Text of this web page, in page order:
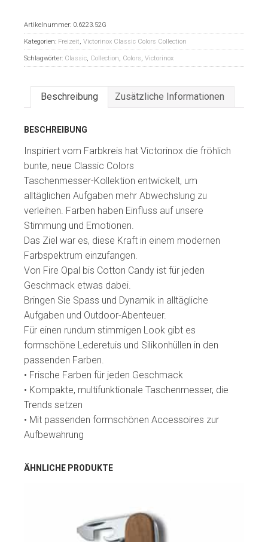
Artikelnummer: 0.6223.52G
Kategorien: Freizeit, Victorinox Classic Colors Collection
Schlagwörter: Classic, Collection, Colors, Victorinox
Beschreibung Zusätzliche Informationen
BESCHREIBUNG
Inspiriert vom Farbkreis hat Victorinox die fröhlich
bunte, neue Classic Colors
Taschenmesser-Kollektion entwickelt, um
alltäglichen Aufgaben mehr Abwechslung zu
verleihen. Farben haben Einfluss auf unsere
Stimmung und Emotionen.
Das Ziel war es, diese Kraft in einem modernen
Farbspektrum einzufangen.
Von Fire Opal bis Cotton Candy ist für jeden
Geschmack etwas dabei.
Bringen Sie Spass und Dynamik in alltägliche
Aufgaben und Outdoor-Abenteuer.
Für einen rundum stimmigen Look gibt es
formschöne Lederetuis und Silikonhüllen in den
passenden Farben.
• Frische Farben für jeden Geschmack
• Kompakte, multifunktionale Taschenmesser, die
Trends setzen
• Mit passenden formschönen Accessoires zur
Aufbewahrung
ÄHNLICHE PRODUKTE